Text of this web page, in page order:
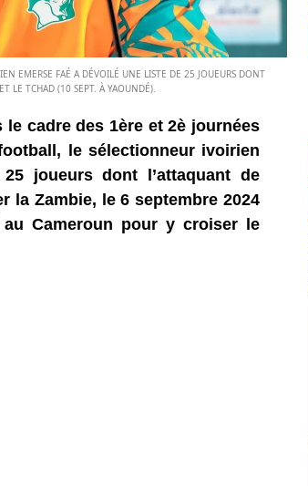
EMERSE FAÉ A DÉVOILÉ UNE LISTE DE 25 JOUEURS DONT
LE TCHAD (10 SEPT. À YAOUNDÉ).
le cadre des 1ère et 2è journées
le sélectionneur ivoirien
joueurs dont l’attaquant de
la Zambie, le 6 septembre 2024
Cameroun pour y croiser le